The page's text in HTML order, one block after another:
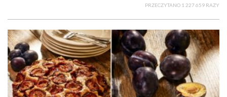
PRZECZYTANO 1 227 659 RAZY